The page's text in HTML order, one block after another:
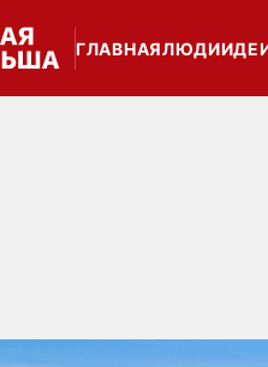
ГЛАВНАЯЛЮДИ